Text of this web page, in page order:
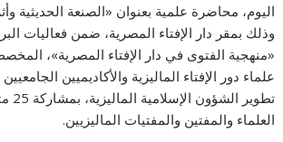
اليوم، محاضرة علمية بعنوان «الصنعة الحديثية
وذلك بمقر دار الإفتاء المصرية، ضمن فعاليات
«منهجية الفتوى في دار الإفتاء المصرية»،
علماء دور الإفتاء الماليزية والأكاديميين
العلماء والمفتين والمفتيات الماليزيين.